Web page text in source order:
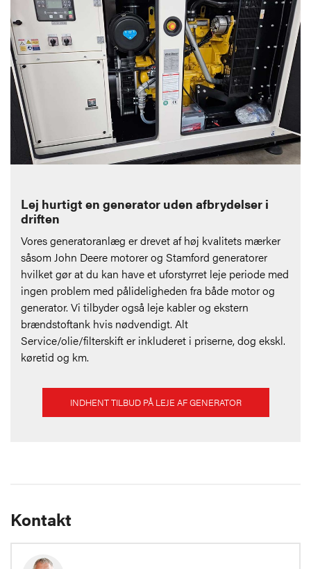
Lej hurtigt en generator uden afbrydelser i
driften
Vores generatoranlæg er drevet af høj kvalitets mærker
såsom John Deere motorer og Stamford generatorer
hvilket gør at du kan have et uforstyrret leje periode med
ingen problem med pålideligheden fra både motor og
generator. Vi tilbyder også leje kabler og ekstern
brændstoftank hvis nødvendigt. Alt
Service/olie/filterskift er inkluderet i priserne, dog ekskl.
køretid og km.
INDHENT TILBUD PÅ LEJE AF GENERATOR
Kontakt